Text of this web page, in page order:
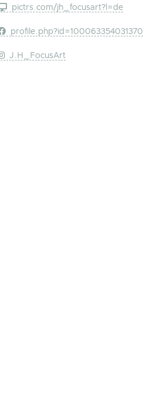
pictrs.com/jh_focusart?l=de
profile.php?id=100063354031370
J.H_FocusArt